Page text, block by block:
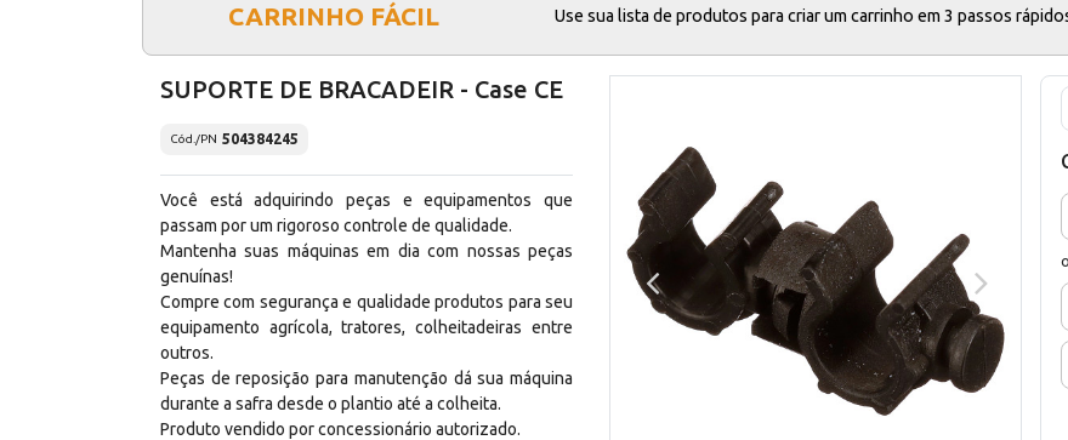
CARRINHO FÁCIL Use sua lista de produtos para criar um carrinho em 3 passos
SUPORTE DE BRACADEIR - Case CE
Cód./PN 504384245
Você está adquirindo peças e equipamentos que
passam por um rigoroso controle de qualidade.
Mantenha suas máquinas em dia com nossas peças
genuínas!
Compre com segurança e qualidade produtos para seu
equipamento agrícola, tratores, colheitadeiras entre
outros.
Peças de reposição para manutenção dá sua máquina
durante a safra desde o plantio até a colheita.
Produto vendido por concessionário autorizado.